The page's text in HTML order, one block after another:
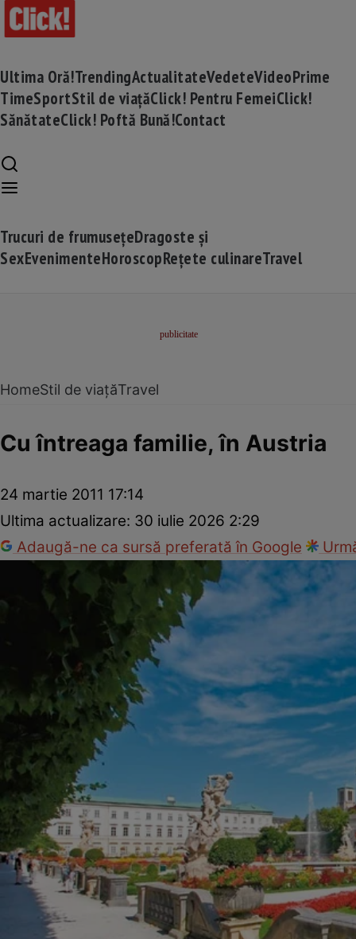
Ultima Oră!TrendingActualitateVedeteVideoPrime
TimeSportStil de viațăClick! Pentru FemeiClick!
SănătateClick! Poftă Bună!Contact
Trucuri de frumusețeDragoste și
SexEvenimenteHoroscopRețete culinareTravel
HomeStil de viațăTravel
Cu întreaga familie, în Austria
24 martie 2011 17:14
Ultima actualizare: 30 iulie 2026 2:29
Adaugă-ne ca sursă preferată în Google